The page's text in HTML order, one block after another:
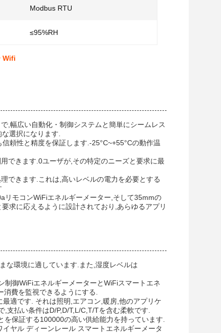
Modbus RTU
≤95%RH
Wifi
,幅広い自動化・制御システムと簡単にシームレス
選択になります.
頼性と精度を保証します.-25°C~+55°Cの動作温
できます.0ユーザが,その特定のニーズと要求に最
できます.これは,高いレベルの電力を必要とする
リモコンWiFiエネルギーメーター,そして35mmの
求に応えるように設計されており,あらゆるアプリ
な環境に適しています.また,湿度レベルは
制御WiFiエネルギーメーターとWiFiスマートエネ
費を監視できるようにする.
適です. それは照明,エアコン,暖房,他のアプリケ
払い条件はD/P,D/T,L/C,T/Tを含む柔軟です.
保証する100000の高い供給能力を持っています.
ヤル ディーンレール スマートエネルギーメータ